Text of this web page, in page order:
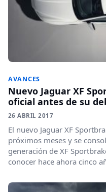
AVANCES
Nuevo Jaguar XF
oficial antes de su
26 ABRIL 2017
El nuevo Jaguar XF
próximos meses y se
generación de XF
conocer hace ahora cinco